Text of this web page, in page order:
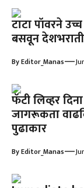
टाटा पॉवरने
बसवून
ByEditor_Manas—
फॅटी लिव्हर
जागरूकता
पुढाकार
ByEditor_Manas—